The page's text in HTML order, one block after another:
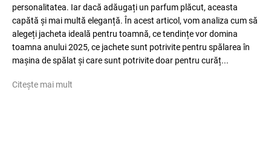
personalitatea. Iar dacă adăugați un parfum plăcut, aceasta
capătă și mai multă eleganță. În acest articol, vom analiza cum să
alegeți jacheta ideală pentru toamnă, ce tendințe vor domina
toamna anului 2025, ce jachete sunt potrivite pentru spălarea în
mașina de spălat și care sunt potrivite doar pentru curăț...
Citește mai mult